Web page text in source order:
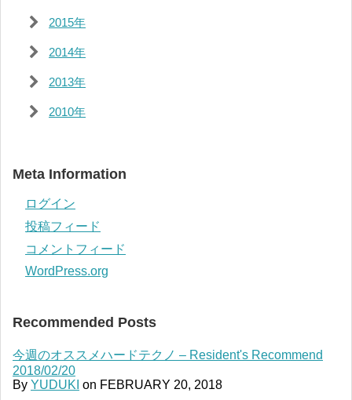
2015年
2014年
2013年
2010年
Meta Information
ログイン
投稿フィード
コメントフィード
WordPress.org
Recommended Posts
今週のオススメハードテクノ – Resident's Recommend
2018/02/20
By YUDUKI on FEBRUARY 20, 2018